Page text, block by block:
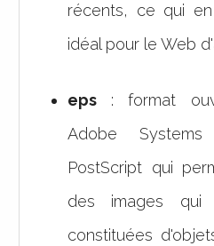
récents, ce qui
idéal pour le Web
eps : format
Adobe
PostScript qui
des images qui
constituées